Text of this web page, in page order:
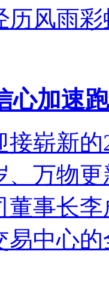
历风雨
心加速
接崭新
、万物
董事长
易中心